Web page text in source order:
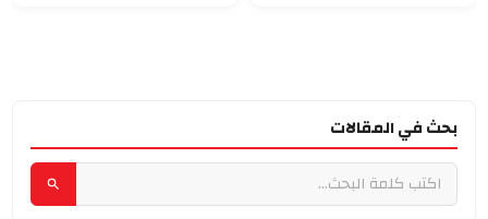
بحث في المقالات